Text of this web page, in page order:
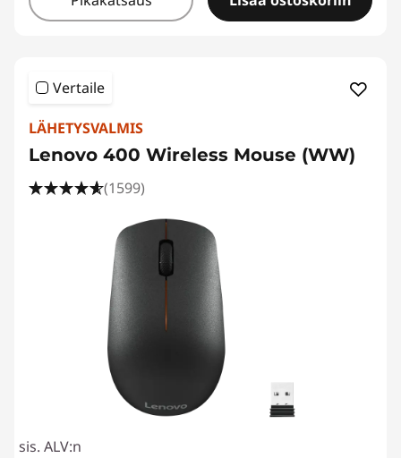
Vertaile
LÄHETYSVALMIS
Lenovo 400 Wireless Mouse (WW)
(1599)
sis. ALV:n